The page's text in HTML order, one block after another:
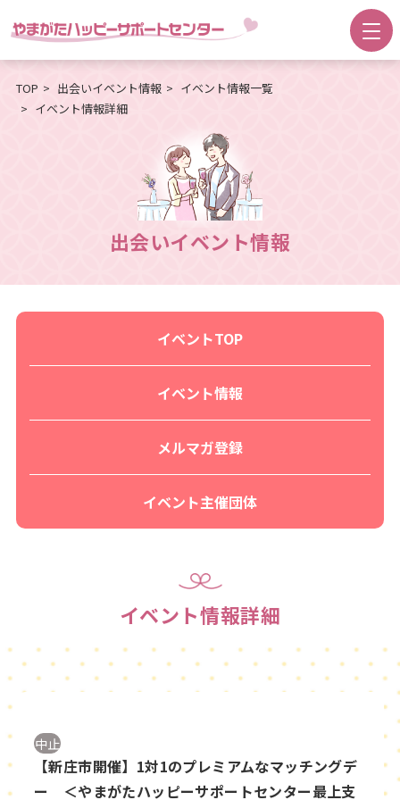
TOP 出会いイベント情報
イベント情報一覧
イベント情報詳細
出会いイベント情報
イベントTOP
イベント情報
メルマガ登録
イベント主催団体
イベント情報詳細
中止
【新庄市開催】1対1のプレミアムなマッチングデ
ー ＜やまがたハッピーサポートセンター最上支